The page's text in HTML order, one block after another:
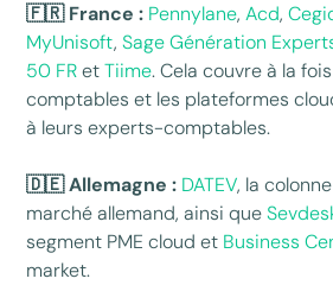
🇫🇷 France : Pennylane,Acd,
MyUnisoft,Sage Génération
50 FRetTiime. Cela couvre à la
comptables et les plateformes
à leurs experts-comptables.
🇩🇪 Allemagne : DATEV, la
marché allemand, ainsi que
segment PME cloud et Business
market.